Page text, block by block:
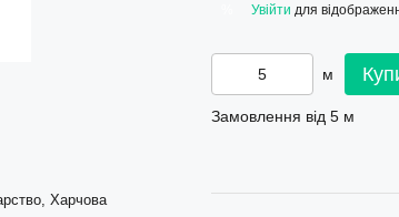
Харчова
Увійти для
м
Замовлення від 5 м